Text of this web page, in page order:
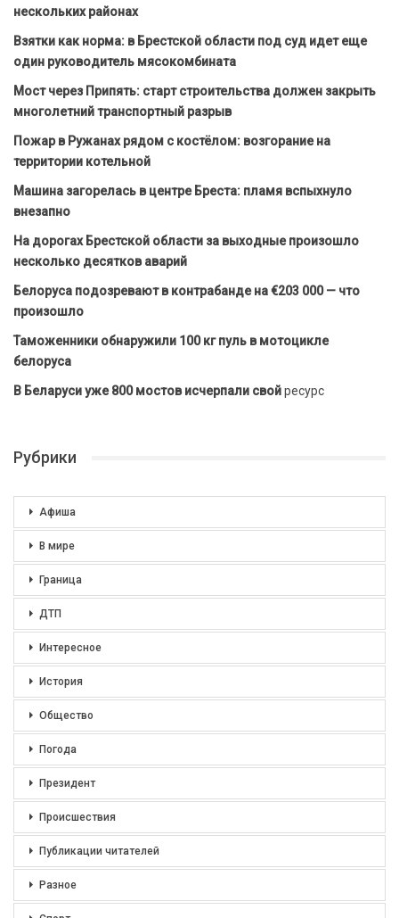
нескольких районах
Взятки как норма: в Брестской области под суд идет еще
один руководитель мясокомбината
Мост через Припять: старт строительства должен закрыть
многолетний транспортный разрыв
Пожар в Ружанах рядом с костёлом: возгорание на
территории котельной
Машина загорелась в центре Бреста: пламя вспыхнуло
внезапно
На дорогах Брестской области за выходные произошло
несколько десятков аварий
Белоруса подозревают в контрабанде на €203 000 — что
произошло
Таможенники обнаружили 100 кг пуль в мотоцикле
белоруса
В Беларуси уже 800 мостов исчерпали свойресурс
Рубрики
Афиша
В мире
Граница
ДТП
Интересное
История
Общество
Погода
Президент
Происшествия
Публикации читателей
Разное